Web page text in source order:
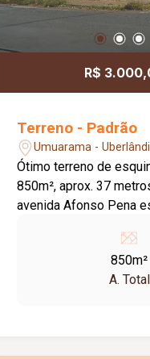
R$
Terreno - Padrão
Umuarama -
Ótimo terreno de
850m², aprox. 37
avenida Afonso Pena
instituição financeira,
informação,
clínicas, farmácias,
850m²
A. Total